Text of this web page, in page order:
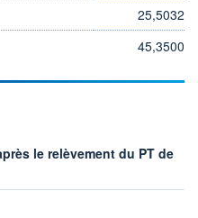
25,5032
45,3500
le relèvement du PT de